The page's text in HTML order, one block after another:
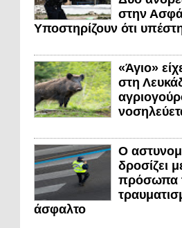
στην
Υποστηρίζουν ότι
«Άγιο»
στη
Ο
δροσίζει
πρόσωπα
άσφαλτο